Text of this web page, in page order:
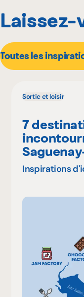
Toutes les
Sortie et loisir
7
Inspirations